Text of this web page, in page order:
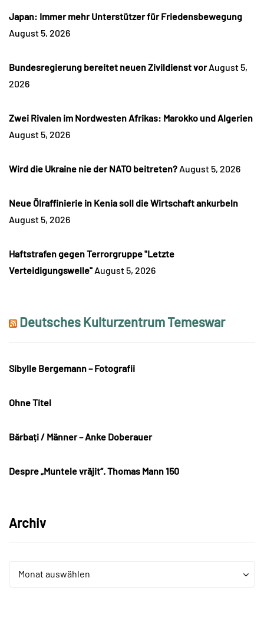
Japan: Immer mehr Unterstützer für Friedensbewegung
August 5, 2026
Bundesregierung bereitet neuen Zivildienst vor August 5,
2026
Zwei Rivalen im Nordwesten Afrikas: Marokko und Algerien
August 5, 2026
Wird die Ukraine nie der NATO beitreten? August 5, 2026
Neue Ölraffinierie in Kenia soll die Wirtschaft ankurbeln
August 5, 2026
Haftstrafen gegen Terrorgruppe "Letzte
Verteidigungswelle" August 5, 2026
Deutsches Kulturzentrum Temeswar
Sibylle Bergemann – Fotografii
Ohne Titel
Bărbați / Männer – Anke Doberauer
Despre „Muntele vrăjit“. Thomas Mann 150
Archiv
Archiv
Monat auswählen
Archiv